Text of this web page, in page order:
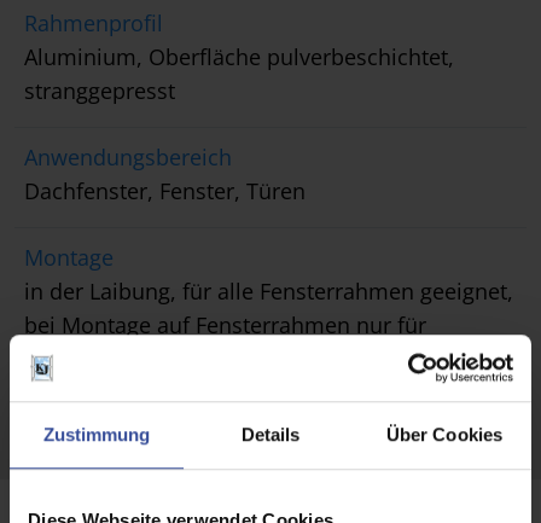
Zustimmung Details Über Cookies
Rahmenprofil
Aluminium, Oberfläche pulverbeschichtet,
stranggepresst
Anwendungsbereich
Dachfenster, Fenster, Türen
Montage
in der Laibung, für alle Fensterrahmen geeignet,
bei Montage auf Fensterrahmen nur für
flächenbündige oder flächenversetzte Fenster